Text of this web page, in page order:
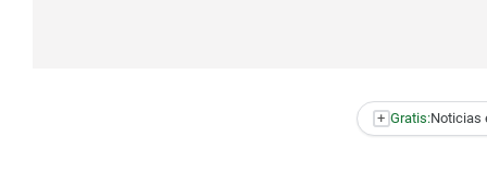
+ Gratis:Noticias